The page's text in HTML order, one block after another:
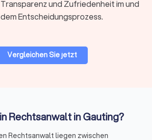
ist ein Anwalt in Ihrer Nähe praktisch,
persönliche Treffen oder
heute digital abläuft.
von verschiedenen Plattformen und
und Zufriedenheit im und
Entscheidungsprozess.
Vergleichen Sie jetzt
Rechtsanwalt in Gauting?
Rechtsanwalt liegen zwischen